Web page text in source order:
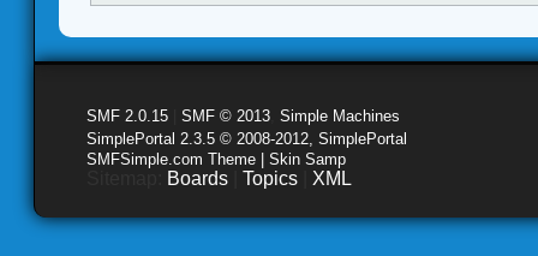
SMF 2.0.15 SMF © 2013 Simple Machines
SimplePortal 2.3.5 © 2008-2012, SimplePortal
SMFSimple.com Theme | Skin Samp
Boards Topics XML